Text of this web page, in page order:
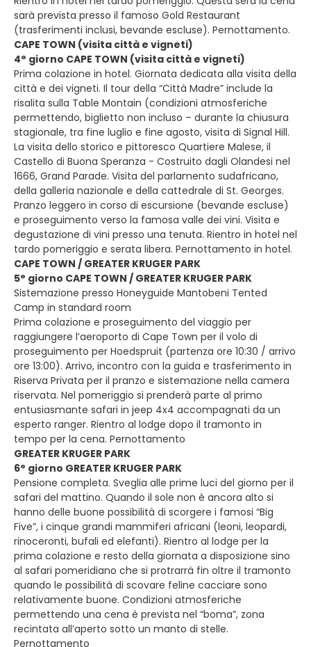
sarà prevista presso il famoso Gold Restaurant
(trasferimenti inclusi, bevande escluse). Pernottamento.
CAPE TOWN (visita città e vigneti)
4° giorno CAPE TOWN (visita città e vigneti)
Prima colazione in hotel. Giornata dedicata alla visita della
città e dei vigneti. Il tour della “Città Madre” include la
risalita sulla Table Montain (condizioni atmosferiche
permettendo, biglietto non incluso – durante la chiusura
stagionale, tra fine luglio e fine agosto, visita di Signal Hill.
La visita dello storico e pittoresco Quartiere Malese, il
Castello di Buona Speranza - Costruito dagli Olandesi nel
1666, Grand Parade. Visita del parlamento sudafricano,
della galleria nazionale e della cattedrale di St. Georges.
Pranzo leggero in corso di escursione (bevande escluse)
e proseguimento verso la famosa valle dei vini. Visita e
degustazione di vini presso una tenuta. Rientro in hotel nel
tardo pomeriggio e serata libera. Pernottamento in hotel.
CAPE TOWN / GREATER KRUGER PARK
5° giorno CAPE TOWN / GREATER KRUGER PARK
Sistemazione presso Honeyguide Mantobeni Tented
Camp in standard room
Prima colazione e proseguimento del viaggio per
raggiungere l’aeroporto di Cape Town per il volo di
proseguimento per Hoedspruit (partenza ore 10:30 / arrivo
ore 13:00). Arrivo, incontro con la guida e trasferimento in
Riserva Privata per il pranzo e sistemazione nella camera
riservata. Nel pomeriggio si prenderà parte al primo
entusiasmante safari in jeep 4x4 accompagnati da un
esperto ranger. Rientro al lodge dopo il tramonto in
tempo per la cena. Pernottamento
GREATER KRUGER PARK
6° giorno GREATER KRUGER PARK
Pensione completa. Sveglia alle prime luci del giorno per il
safari del mattino. Quando il sole non è ancora alto si
hanno delle buone possibilità di scorgere i famosi “Big
Five”, i cinque grandi mammiferi africani (leoni, leopardi,
rinoceronti, bufali ed elefanti). Rientro al lodge per la
prima colazione e resto della giornata a disposizione sino
al safari pomeridiano che si protrarrà fin oltre il tramonto
quando le possibilità di scovare feline cacciare sono
relativamente buone. Condizioni atmosferiche
permettendo una cena è prevista nel “boma”, zona
recintata all’aperto sotto un manto di stelle.
Pernottamento